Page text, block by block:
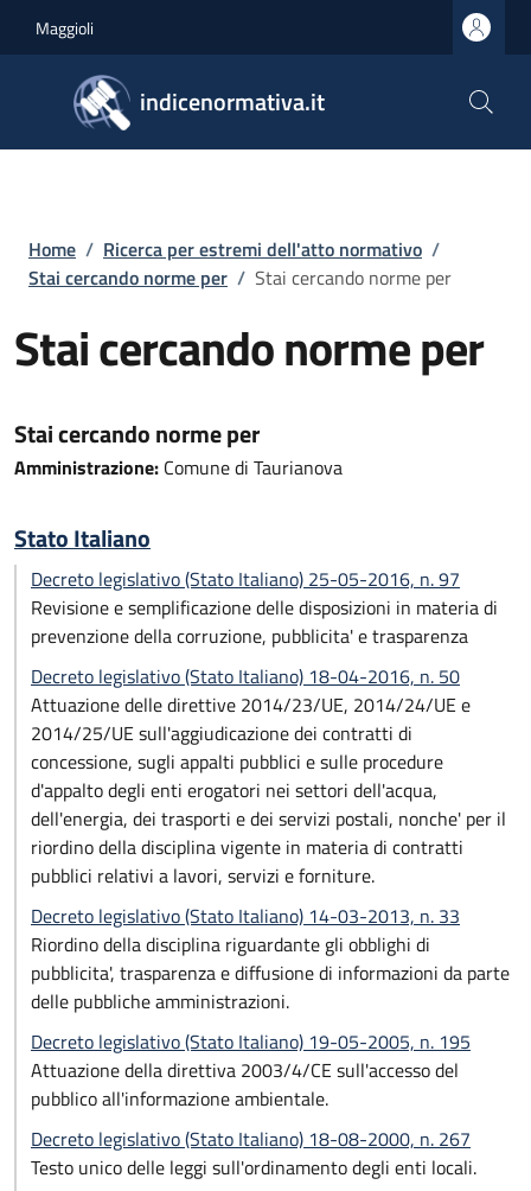
Maggioli
indicenormativa.it
Briciole di pane
Home / Ricerca per estremi dell'atto normativo /
Stai cercando norme per / Stai cercando norme per
Stai cercando norme per
Stai cercando norme per
Amministrazione: Comune di Taurianova
Stato Italiano
Decreto legislativo (Stato Italiano) 25-05-2016, n. 97
Revisione e semplificazione delle disposizioni in materia di
prevenzione della corruzione, pubblicita' e trasparenza
Decreto legislativo (Stato Italiano) 18-04-2016, n. 50
Attuazione delle direttive 2014/23/UE, 2014/24/UE e
2014/25/UE sull'aggiudicazione dei contratti di
concessione, sugli appalti pubblici e sulle procedure
d'appalto degli enti erogatori nei settori dell'acqua,
dell'energia, dei trasporti e dei servizi postali, nonche' per il
riordino della disciplina vigente in materia di contratti
pubblici relativi a lavori, servizi e forniture.
Decreto legislativo (Stato Italiano) 14-03-2013, n. 33
Riordino della disciplina riguardante gli obblighi di
pubblicita', trasparenza e diffusione di informazioni da parte
delle pubbliche amministrazioni.
Decreto legislativo (Stato Italiano) 19-05-2005, n. 195
Attuazione della direttiva 2003/4/CE sull'accesso del
pubblico all'informazione ambientale.
Decreto legislativo (Stato Italiano) 18-08-2000, n. 267
Testo unico delle leggi sull'ordinamento degli enti locali.